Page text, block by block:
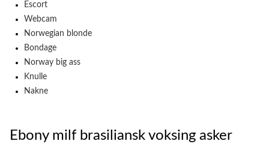
Escort
Webcam
Norwegian blonde
Bondage
Norway big ass
Knulle
Nakne
Ebony milf brasiliansk voksing asker